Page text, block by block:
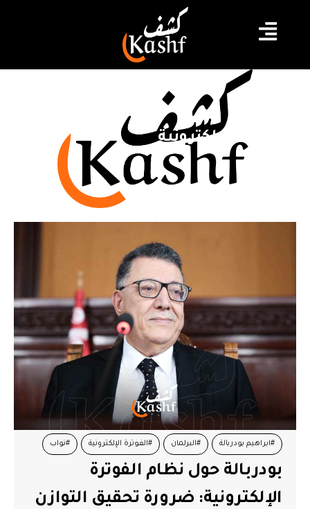
الفوترة الإلكترونية
#ابراهيم بودربالة #البرلمان #الفوترة الإلكترونية #نواب
بودربالة حول نظام الفوترة
الإلكترونية: ضرورة تحقيق التوازن